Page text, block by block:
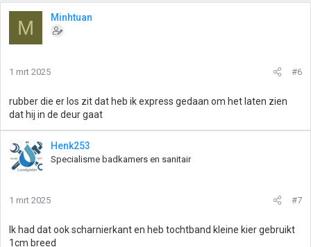
M Minhtuan
1 mrt 2025 #6
rubber die er los zit dat heb ik express gedaan om het laten zien
dat hij in de deur gaat
Henk253
Specialisme badkamers en sanitair
1 mrt 2025 #7
Ik had dat ook scharnierkant en heb tochtband kleine kier gebruikt
1cm breed